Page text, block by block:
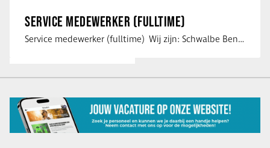
SERVICE MEDEWERKER (FULLTIME)
Service medewerker (fulltime) Wij zijn: Schwalbe Benelux; merkeigenaar, …